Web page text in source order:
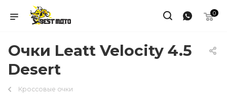
0
Очки Leatt Velocity 4.5
Desert
Кроссовые очки